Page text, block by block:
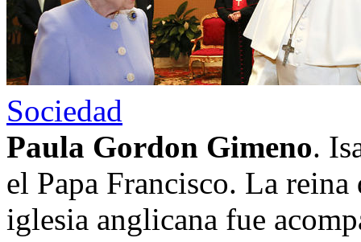
Sociedad
Paula Gordon Gimeno.
el Papa Francisco. La
iglesia anglicana fue